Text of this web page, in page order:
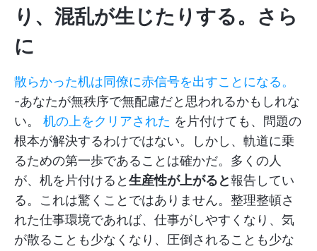
り、混乱が生じたりする。さら
に
散らかった机は同僚に赤信号を出すことになる。
-あなたが無秩序で無配慮だと思われるかもしれな
い。 机の上をクリアされた を片付けても、問題の
根本が解決するわけではない。しかし、軌道に乗
るための第一歩であることは確かだ。多くの人
が、机を片付けると生産性が上がると報告してい
る。これは驚くことではありません。整理整頓さ
れた仕事環境であれば、仕事がしやすくなり、気
が散ることも少なくなり、圧倒されることも少な